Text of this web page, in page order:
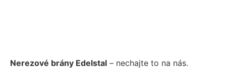
Nerezové brány Edelstal – nechajte to na nás.